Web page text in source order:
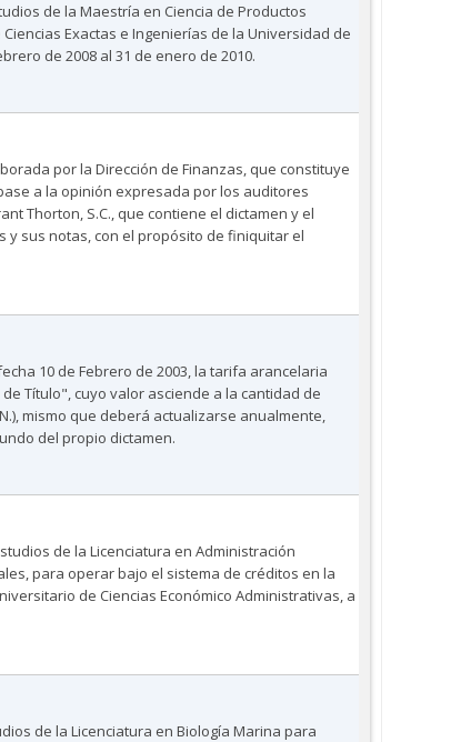
de la Maestría en Ciencia de Productos
Exactas e Ingenierías de la Universidad de
de 2008 al 31 de enero de 2010.
por la Dirección de Finanzas, que constituye
a la opinión expresada por los auditores
Thorton, S.C., que contiene el dictamen y el
y sus notas, con el propósito de finiquitar el
10 de Febrero de 2003, la tarifa arancelaria
Título", cuyo valor asciende a la cantidad de
mismo que deberá actualizarse anualmente,
del propio dictamen.
de la Licenciatura en Administración
para operar bajo el sistema de créditos en la
de Ciencias Económico Administrativas, a
de la Licenciatura en Biología Marina para